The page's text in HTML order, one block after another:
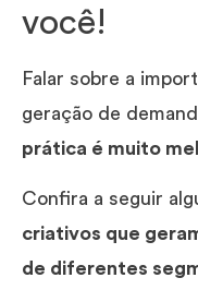
você!
Falar sobre a
geração de
prática é muito
Confira a seguir
criativos que
de diferentes